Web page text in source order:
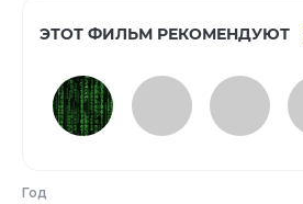
ЭТОТ ФИЛЬМ РЕКОМЕНДУЮТ
Год